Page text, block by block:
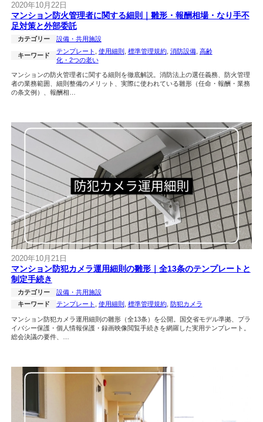
2020年10月22日
マンション防火管理者に関する細則｜雛形・報酬相場・なり手不
足対策と外部委託
カテゴリー 設備・共用施設
キーワード
テンプレート 使用細則 標準管理規約, 消防設備, 高齢
化・2つの老い
マンションの防火管理者に関する細則を徹底解説。消防法上の選任義務、防火管理
者の業務範囲、細則整備のメリット、実際に使われている雛形（任命・報酬・業務
の条文例）、報酬相…
2020年10月21日
マンション防犯カメラ運用細則の雛形｜全13条のテンプレートと
制定手続き
カテゴリー
設備・共用施設
キーワード
テンプレート , 使用細則 , 標準管理規約, 防犯カメラ
マンション防犯カメラ運用細則の雛形（全13条）を公開。国交省モデル準拠、プラ
イバシー保護・個人情報保護・録画映像閲覧手続きを網羅した実用テンプレート。
総会決議の要件、…